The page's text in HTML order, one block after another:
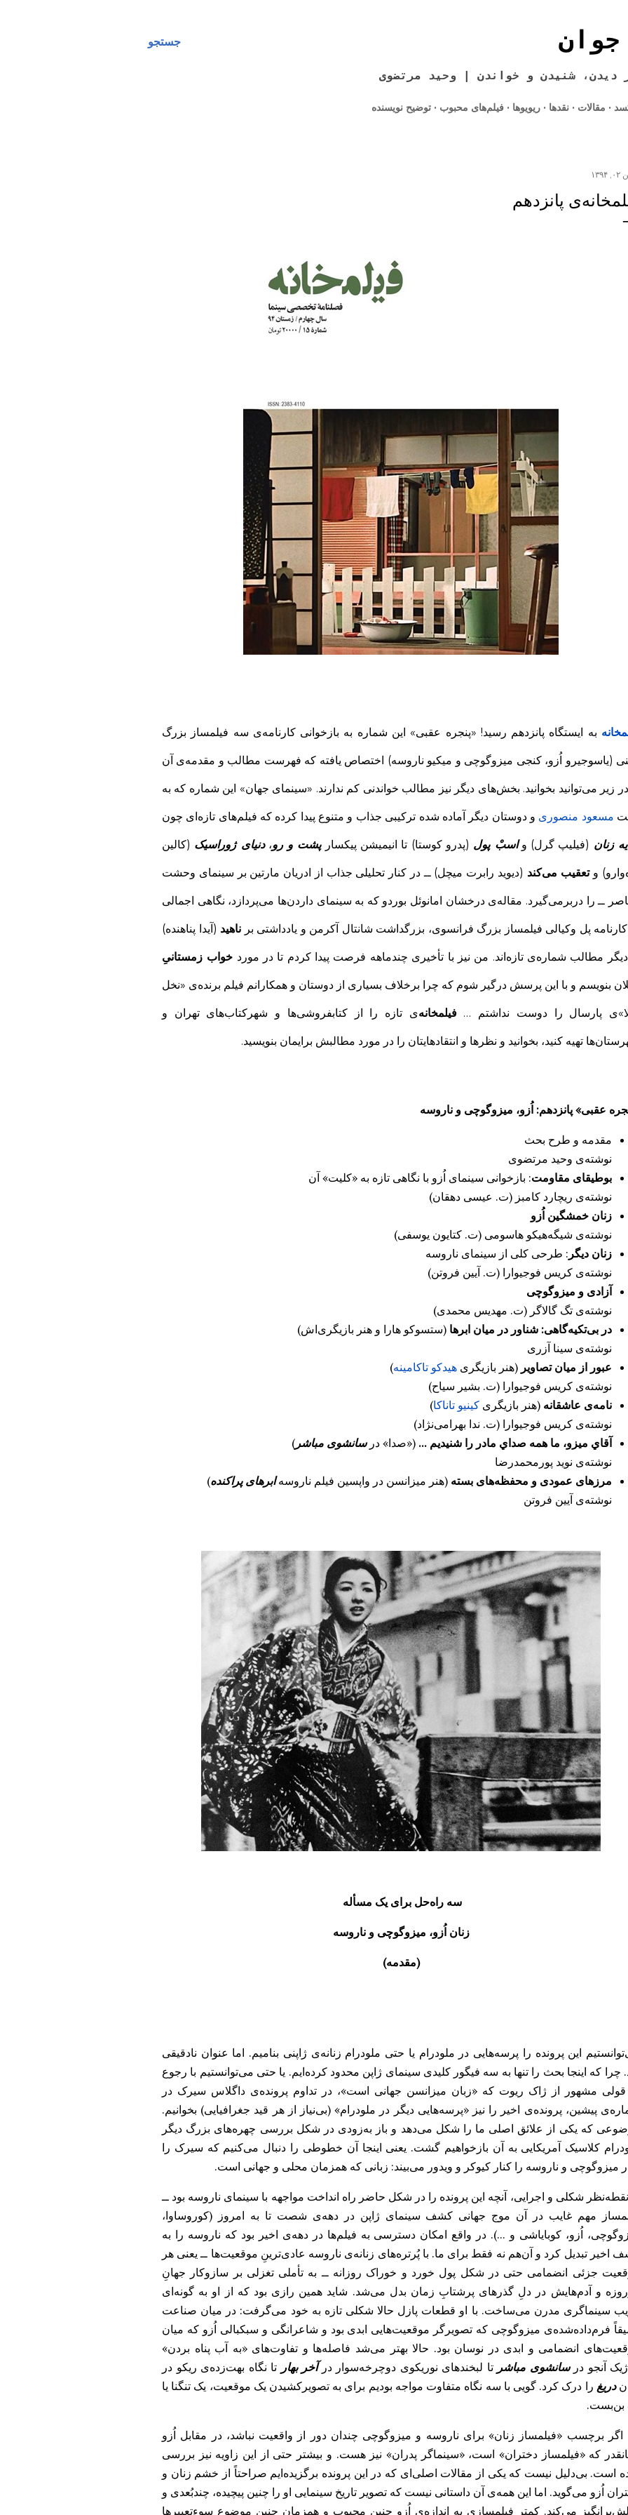
جستجو
دیدن، شنیدن و خواندن | وحید مرتضوی
مقالات نقدها ریویوها فیلم‌های محبوب توضیح نویسنده
پانزدهم
به ایستگاه پانزدهم رسید! «پنجره عقبی» این شماره به بازخوانی کارنامه‌ی سه فیلمساز بزرگ
(یاسوجیرو اُزو، کنجی میزوگوچی و میکیو ناروسه) اختصاص یافته که فهرست مطالب و مقدمه‌ی آن
زیر می‌توانید بخوانید. بخش‌های دیگر نیز مطالب خواندنی کم ندارند. «سینمای جهان» این شماره که به
مسعود منصوری و دوستان دیگر آماده شده ترکیبی جذاب و متنوع پیدا کرده که فیلم‌های تازه‌ای چون
زنان (فیلیپ گرل) واسبْ پول (پدرو کوستا) تا انیمیشن پیکسارپشت و رو،دنیای ژوراسیک (کالین
وتعقیب می‌کند (دیوید رابرت میچل) ــ در کنار تحلیلی جذاب از ادریان مارتین بر سینمای وحشت
ــ را دربرمی‌گیرد. مقاله‌ی درخشان امانوئل بوردو که به سینمای داردن‌ها می‌پردازد، نگاهی اجمالی
کارنامه پل وکیالی فیلمساز بزرگ فرانسوی، بزرگداشت شانتال آکرمن و یادداشتی بر ناهید (آیدا پناهنده)
دیگر مطالب شماره‌ی تازه‌اند. من نیز با تأخیری چندماهه فرصت پیدا کردم تا در مورد خواب زمستانیِ
بنویسم و با این پرسش درگیر شوم که چرا برخلاف بسیاری از دوستان و همکارانم فیلم برنده‌ی «نخل
پارسال را دوست نداشتم …فيلمخانه‌ی تازه را از كتابفروشی‌ها و شهركتاب‌های تهران و
تهيه كنيد، بخوانید و نظرها و انتقادهایتان را در مورد مطالبش برایمان بنویسید.
عقبی» پانزدهم: اُزو، میزوگوچی و ناروسه
مقدمه و طرح بحث
نوشته‌ی وحید مرتضوی
بوطیقای مقاومت: بازخوانی سینمای اُزو با نگاهی تازه به «کلیت» آن
نوشته‌ی ریچارد کامبز (ت. عیسی دهقان)
زنان خمشگین اُزو
نوشته‌ی شیگه‌هیکو هاسومی (ت. کتایون یوسفی)
زنان دیگر : طرحی کلی از سینمای ناروسه
نوشته‌ی کریس فوجیوارا (ت. آیین فروتن)
آزادی و میزوگوچی
نوشته‌ی تگ گالاگر (ت. مهدیس محمدی)
در بی‌تکیه‌گاهی: شناور در میان ابرها (ستسوکو هارا و هنر بازیگری‌اش)
نوشته‌ی سینا آزری
عبور از میان تصاویر (هنر بازیگری هیدکو تاکامینه)
نوشته‌ی کریس فوجیوارا (ت. بشیر سیاح)
نامه‌ی عاشقانه (هنر بازیگری کینیو تاناکا)
نوشته‌ی کریس فوجیوارا (ت. ندا بهرامی‌نژاد)
آقاي ميزو، ما همه صداي مادر را شنيديم ... («صدا» در سانشوی مباشر )
نوشته‌ی نوید پورمحمدرضا
مرزهای عمودی و محفظه‌های بسته (هنر میزانسن در واپسین فیلم ناروسهابرهای پراکنده)
نوشته‌ی آیین فروتن
سه راه‌حل برای یک مسأله
زنان اُزو، میزوگوچی و ناروسه
(مقدمه)
این پرونده را پرسه‌هایی در ملودرام یا حتی ملودرام زنانه‌ی ژاپنی بنامیم. اما عنوان نادقیقی
چرا که اینجا بحث را تنها به سه فیگور کلیدی سینمای ژاپن محدود کرده‌ایم. یا حتی می‌توانستیم با رجوع
قولی مشهور از ژاک ریوت که «زبان میزانسن جهانی است»، در تداوم پرونده‌ی داگلاس سیرک در
پیشین، پرونده‌ی اخیر را نیز «پرسه‌هایی دیگر در ملودرام» (بی‌نیاز از هر قید جغرافیایی) بخوانیم.
که یکی از علائق اصلی ما را شکل می‌دهد و باز به‌زودی در شکل بررسی چهره‌های بزرگ دیگر
کلاسیک آمریکایی به آن بازخواهیم گشت. یعنی اینجا آن خطوطی را دنبال می‌کنیم که سیرک را
میزوگوچی و ناروسه را کنار کیوکر و ویدور می‌بیند: زبانی که همزمان محلی و جهانی است.
شکلی و اجرایی، آنچه این پرونده را در شکل حاضر راه انداخت مواجهه با سینمای ناروسه بود ــ
مهم غایب در آن موج جهانی کشف سینمای ژاپن در دهه‌ی شصت تا به امروز (کوروساوا،
اُزو، کوبایاشی و ...). در واقع امکان دسترسی به فیلم‌ها در دهه‌ی اخیر بود که ناروسه را به
اخیر تبدیل کرد و آن‌هم نه فقط برای ما. با پُرتره‌های زنانه‌ی ناروسه عادی‌‌ترینِ موقعیت‌ها ــ یعنی هر
جزئی انضمامی حتی در شکل پول خورد و خوراک روزانه ــ به تأملی تغزلی بر سازوکار جهانِ
و آدم‌هایش در دلِ گذرهای پرشتابِ زمان بدل می‌شد. شاید همین رازی بود که از او به گونه‌ای
سینماگری مدرن می‌ساخت. با او قطعات پازل حالا شکلی تازه به خود می‌گرفت: در میان صناعت
فرم‌داده‌شده‌ی میزوگوچی که تصویرگر موقعیت‌هایی ابدی بود و شاعرانگی و سبکبالی اُزو که میان
انضمامی و ابدی در نوسان بود. حالا بهتر می‌شد فاصله‌ها و تفاوت‌های «به‌ آب پناه بردن»
آنجو درسانشوی مباشر تا لبخندهای نوریکوی دوچرخه‌سوار درآخر بهار تا نگاه بهت‌زده‌ی ریکو در
دریغ را درک کرد. گویی با سه نگاه متفاوت مواجه بودیم برای به تصویرکشیدن یک موقعیت، یک تنگنا یا
بن‌بست.
اگر برچسب «فیلمساز زنان» برای ناروسه و میزوگوچی چندان دور از واقعیت نباشد، در مقابل اُزو
که «فیلمساز دختران» است، «سینماگر پدران» نیز هست. و بیشتر حتی از این زاویه نیز بررسی
است. بی‌دلیل نیست که یکی از مقالات اصلی‌ای که در این پرونده برگزیده‌ایم صراحتاً از خشم زنان و
اُزو می‌گوید. اما این همه‌ی آن داستانی نیست که تصویر تاریخ سینمایی او را چنین پیچیده، چندبُعدی و
می‌کند. کمتر فیلمسازی به اندازه‌ی اُزو چنین محبوب و همزمان چنین موضوع سوء‌تعبیرها